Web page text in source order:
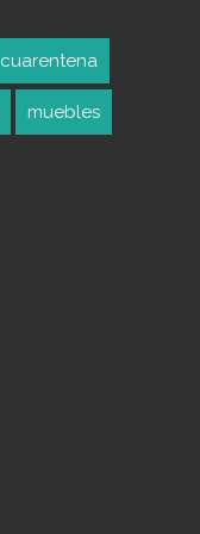
cuarentena
muebles